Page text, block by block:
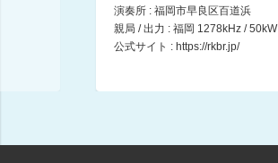
メタウォーターpresents 水音スケッチ
そよかぜましお / 富永倫子
演奏所 : 福岡市早良区百道浜
親局 / 出力 : 福岡 1278kHz / 50kW
公式サイト : https://rkbr.jp/